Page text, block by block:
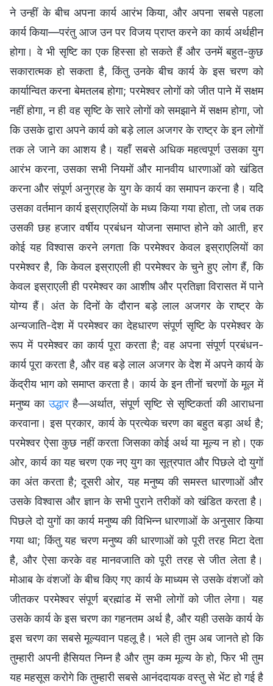
ने उन्हीं के बीच अपना कार्य आरंभ किया, और अपना सबसे पहला
कार्य किया—परंतु आज उन पर विजय प्राप्त करने का कार्य अर्थहीन
होगा। वे भी सृष्टि का एक हिस्सा हो सकते हैं और उनमें बहुत-कुछ
सकारात्मक हो सकता है, किंतु उनके बीच कार्य के इस चरण को
कार्यान्वित करना बेमतलब होगा; परमेश्वर लोगों को जीत पाने में सक्षम
नहीं होगा, न ही वह सृष्टि के सारे लोगों को समझाने में सक्षम होगा, जो
कि उसके द्वारा अपने कार्य को बड़े लाल अजगर के राष्ट्र के इन लोगों
तक ले जाने का आशय है। यहाँ सबसे अधिक महत्वपूर्ण उसका युग
आरंभ करना, उसका सभी नियमों और मानवीय धारणाओं को खंडित
करना और संपूर्ण अनुग्रह के युग के कार्य का समापन करना है। यदि
उसका वर्तमान कार्य इस्राएलियों के मध्य किया गया होता, तो जब तक
उसकी छह हजार वर्षीय प्रबंधन योजना समाप्त होने को आती, हर
कोई यह विश्वास करने लगता कि परमेश्वर केवल इस्राएलियों का
परमेश्वर है, कि केवल इस्राएली ही परमेश्वर के चुने हुए लोग हैं, कि
केवल इस्राएली ही परमेश्वर का आशीष और प्रतिज्ञा विरासत में पाने
योग्य हैं। अंत के दिनों के दौरान बड़े लाल अजगर के राष्ट्र के
अन्यजाति-देश में परमेश्वर का देहधारण संपूर्ण सृष्टि के परमेश्वर के
रूप में परमेश्वर का कार्य पूरा करता है; वह अपना संपूर्ण प्रबंधन-
कार्य पूरा करता है, और वह बड़े लाल अजगर के देश में अपने कार्य के
केंद्रीय भाग को समाप्त करता है। कार्य के इन तीनों चरणों के मूल में
मनुष्य काउद्धारहै—अर्थात, संपूर्ण सृष्टि से सृष्टिकर्ता की आराधना
करवाना। इस प्रकार, कार्य के प्रत्येक चरण का बहुत बड़ा अर्थ है;
परमेश्वर ऐसा कुछ नहीं करता जिसका कोई अर्थ या मूल्य न हो। एक
ओर, कार्य का यह चरण एक नए युग का सूत्रपात और पिछले दो युगों
का अंत करता है; दूसरी ओर, यह मनुष्य की समस्त धारणाओं और
उसके विश्वास और ज्ञान के सभी पुराने तरीकों को खंडित करता है।
पिछले दो युगों का कार्य मनुष्य की विभिन्न धारणाओं के अनुसार किया
गया था; किंतु यह चरण मनुष्य की धारणाओं को पूरी तरह मिटा देता
है, और ऐसा करके वह मानवजाति को पूरी तरह से जीत लेता है।
मोआब के वंशजों के बीच किए गए कार्य के माध्यम से उसके वंशजों को
जीतकर परमेश्वर संपूर्ण ब्रह्मांड में सभी लोगों को जीत लेगा। यह
उसके कार्य के इस चरण का गहनतम अर्थ है, और यही उसके कार्य के
इस चरण का सबसे मूल्यवान पहलू है। भले ही तुम अब जानते हो कि
तुम्हारी अपनी हैसियत निम्न है और तुम कम मूल्य के हो, फिर भी तुम
यह महसूस करोगे कि तुम्हारी सबसे आनंददायक वस्तु से भेंट हो गई है